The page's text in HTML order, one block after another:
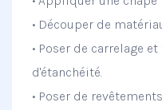
• Découper de
• Poser de carrelage
d'étanchéité.
• Poser de